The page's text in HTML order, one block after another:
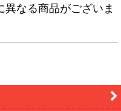
なる商品がございま